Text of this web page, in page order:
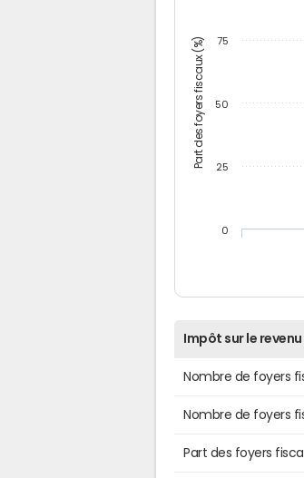
Part des foyers fiscaux (%)
0
25
50
75
Impôt sur le
Nombre de foyers
Nombre de foyers
Part des foyers